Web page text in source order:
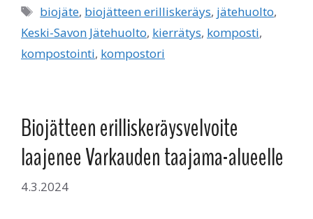
Avainsanat
biojäte, biojätteen erilliskeräys, jätehuolto,
Keski-Savon Jätehuolto, kierrätys, komposti,
kompostointi, kompostori
Biojätteen erilliskeräysvelvoite
laajenee Varkauden taajama-alueelle
4.3.2024